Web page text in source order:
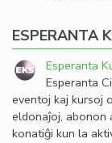
ESPERANTA
Esperanta
Esperanta
eventoj kaj kursoj
eldonaĵoj, abonon
konatiĝi kun la